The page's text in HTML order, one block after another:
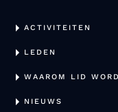
ACTIVITEITEN
LEDEN
WAAROM LID
NIEUWS